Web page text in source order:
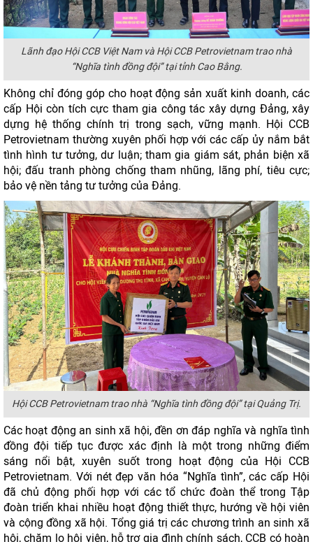
Lãnh đạo Hội CCB Việt Nam và Hội CCB Petrovietnam trao nhà
“Nghĩa tình đồng đội” tại tỉnh Cao Bằng.
Không chỉ đóng góp cho hoạt động sản xuất kinh doanh, các
cấp Hội còn tích cực tham gia công tác xây dựng Đảng, xây
dựng hệ thống chính trị trong sạch, vững mạnh. Hội CCB
Petrovietnam thường xuyên phối hợp với các cấp ủy nắm bắt
tình hình tư tưởng, dư luận; tham gia giám sát, phản biện xã
hội; đấu tranh phòng chống tham nhũng, lãng phí, tiêu cực;
bảo vệ nền tảng tư tưởng của Đảng.
Hội CCB Petrovietnam trao nhà “Nghĩa tình đồng đội” tại Quảng Trị.
Các hoạt động an sinh xã hội, đền ơn đáp nghĩa và nghĩa tình
đồng đội tiếp tục được xác định là một trong những điểm
sáng nổi bật, xuyên suốt trong hoạt động của Hội CCB
Petrovietnam. Với nét đẹp văn hóa “Nghĩa tình”, các cấp Hội
đã chủ động phối hợp với các tổ chức đoàn thể trong Tập
đoàn triển khai nhiều hoạt động thiết thực, hướng về hội viên
và cộng đồng xã hội. Tổng giá trị các chương trình an sinh xã
hội, chăm lo hội viên, hỗ trợ gia đình chính sách, CCB có hoàn